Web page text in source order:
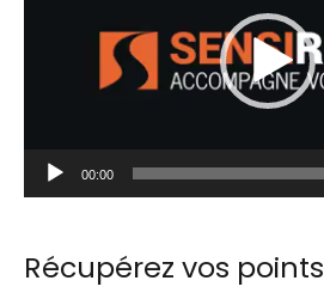
00:00
Récupérez vos points